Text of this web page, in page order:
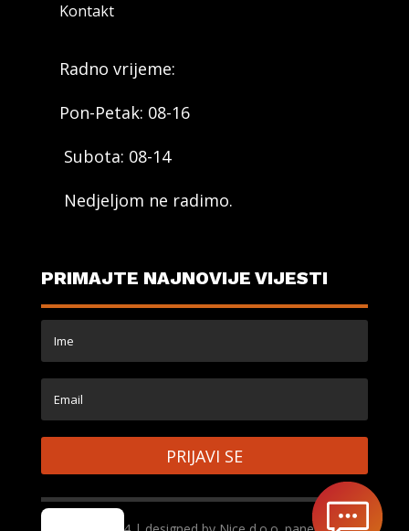
Kontakt
Radno vrijeme:
Pon-Petak: 08-16
Subota: 08-14
Nedjeljom ne radimo.
PRIMAJTE NAJNOVIJE VIJESTI
PRIJAVI SE